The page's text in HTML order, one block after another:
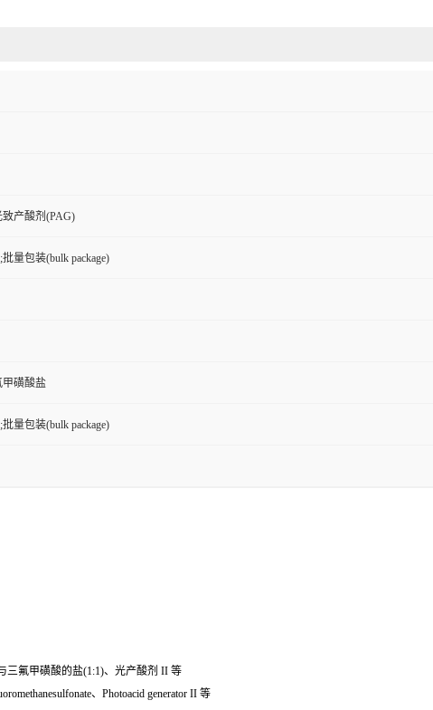
产酸剂(PAG)
批量包装(bulk package)
甲磺酸盐
批量包装(bulk package)
三氟甲磺酸的盐(1:1)、光产酸剂 II 等
、Photoacid generator II 等